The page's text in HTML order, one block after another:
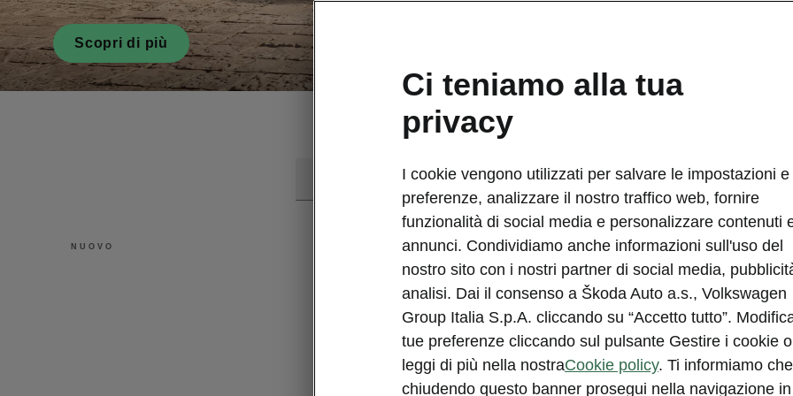
Scopri di più
Benzina Diesel Hybrid Plug in Hybrid
NUOVO Peaq
ELETTRICO
Ci teniamo alla tua
privacy
I cookie vengono utilizzati per salvare le impostazioni e
preferenze, analizzare il nostro traffico web, fornire
funzionalità di social media e personalizzare contenuti
annunci. Condividiamo anche informazioni sull'uso del
nostro sito con i nostri partner di social media,
analisi. Dai il consenso a Škoda Auto a.s., Volkswagen
Group Italia S.p.A. cliccando su “Accetto tutto”.
tue preferenze cliccando sul pulsante Gestire i cookie o
leggi di più nella nostraCookie policy. Ti informiamo che
chiudendo questo banner prosegui nella navigazione in